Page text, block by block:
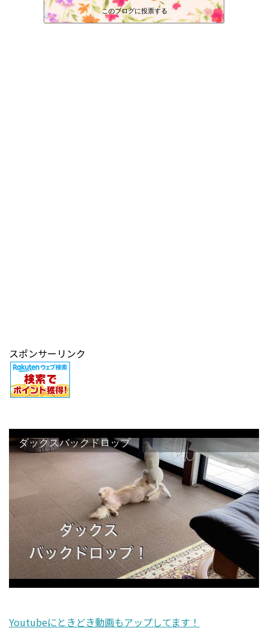
87位 ひなたのぶろぐ。
88位 わんこ日和
このブログに投票する
スポンサーリンク
ダックスバックドロップ
Youtubeにときどき動画もアップしてます！